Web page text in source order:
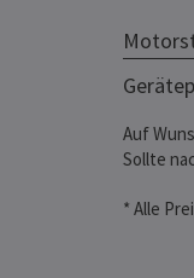
Auf
Sollte
* Alle